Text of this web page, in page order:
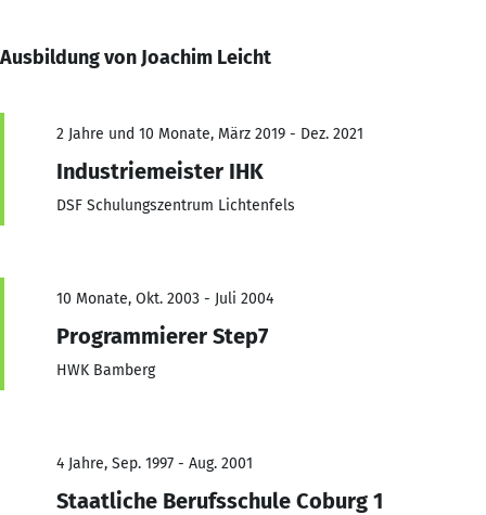
Ausbildung von Joachim Leicht
2 Jahre und 10 Monate, März 2019 - Dez. 2021
Industriemeister IHK
DSF Schulungszentrum Lichtenfels
10 Monate, Okt. 2003 - Juli 2004
Programmierer Step7
HWK Bamberg
4 Jahre, Sep. 1997 - Aug. 2001
Staatliche Berufsschule Coburg 1